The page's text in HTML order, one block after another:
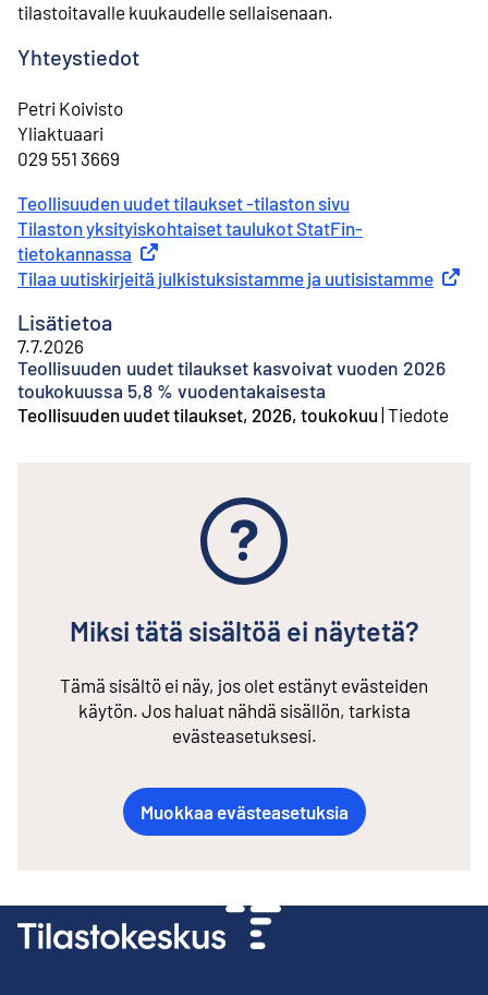
tilastoitavalle kuukaudelle sellaisenaan.
Yhteystiedot
Petri Koivisto
⁠⁠Yliaktuaari
⁠⁠029 551 3669
Teollisuuden uudet tilaukset -tilaston sivu
⁠Tilaston yksityiskohtaiset taulukot StatFin-
tietokannassa Ulkoinen linkki
⁠Tilaa uutiskirjeitä julkistuksistamme ja uutisistamme
Lisätietoa
Teollisuuden uudet tilaukset kasvoivat vuoden 2026
toukokuussa 5,8 % vuodentakaisesta
7.7.2026
Teollisuuden uudet tilaukset, 2026, toukokuu | Tiedote
Miksi tätä sisältöä ei näytetä?
Tämä sisältö ei näy, jos olet estänyt evästeiden
käytön. Jos haluat nähdä sisällön, tarkista
evästeasetuksesi.
Muokkaa evästeasetuksia